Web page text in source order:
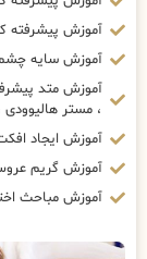
آموزش پیشرفته
آموزش سایه
آموزش متد
، مستر
آموزش ایجاد
آموزش گریم
آموزش مباحث